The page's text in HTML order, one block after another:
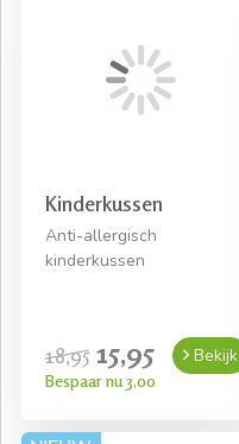
Kinderkussen
Anti-allergisch
kinderkussen
18,95 15,95
Bespaar nu 3,00
Bekijk